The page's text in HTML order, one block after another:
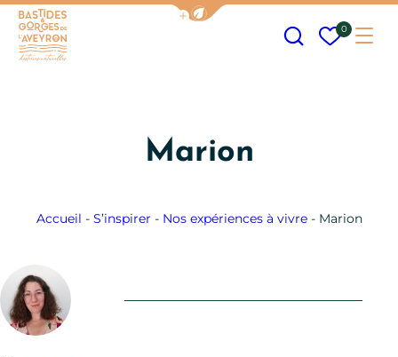
Afficher la barre de navigation
Mes
0
Marion
Accueil - S’inspirer - Nos expériences à vivre - Marion